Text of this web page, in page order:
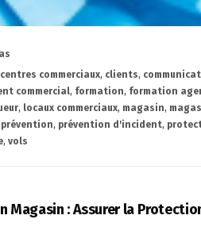
centres commerciaux, clients,
commercial, formation, formation
, locaux commerciaux, magasin,
prévention, prévention d'incident,
, vols
Magasin : Assurer la